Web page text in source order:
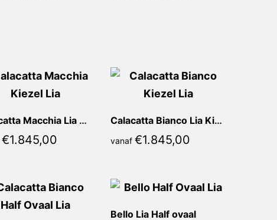
Calacatta Macchia Lia Kiezel
€1.845,00
Calacatta Bianco Lia Kiezel
vanaf €1.845,00
Bello Lia Half ovaal